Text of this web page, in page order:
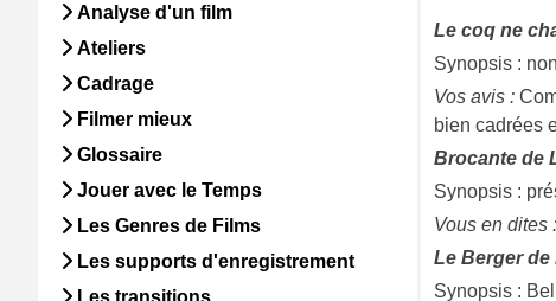
Analyse d'un film
Ateliers
Cadrage
Filmer mieux
Glossaire
Jouer avec le Temps
Les Genres de Films
Les supports d'enregistrement
Les transitions
Le coq ne
Synopsis :
Vos avis :
bien cadrées
Brocante de
Synopsis :
Vous en dites :
Le Berger de
Synopsis :